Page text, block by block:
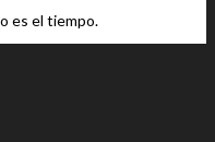
es el tiempo.